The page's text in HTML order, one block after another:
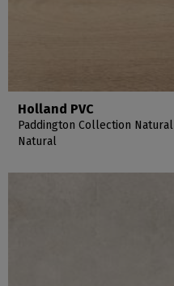
Holland PVC
Paddington Collection Natural
Natural